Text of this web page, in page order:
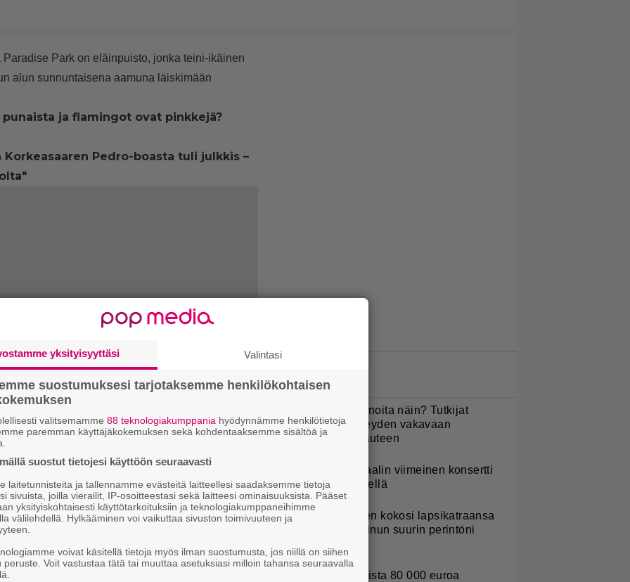
Park on eläinpuisto, jonka teini-ikäinen
alun sunnuntaisena aamuna läiskimään
ja flamingot ovat pinkkejä?
Korkeasaaren Pedro-boasta tuli julkkis –
oli pyrähtänyt puiston aidan yli ja kadonnut.
mediaan ja saikin havaintoja Frankien
Syötkö perunoita näin? Tutkijat
löysivät yhteyden vakavaan
kansansairauteen
Eppu Normaalin viimeinen konsertti
esitetään Ylellä
3.
Jani Sievinen kokosi lapsikatraansa
yhteen – ”Minun suurin perintöni
Eurojackpotista 80 000 euroa
yksityisyyttäsi Valintasi
suostumuksesi tarjotaksemme henkilökohtaisen
valitsemamme 88 teknologiakumppania hyödynnämme henkilötietoja
paremman käyttäjäkokemuksen sekä kohdentaaksemme sisältöä ja
suostut tietojesi käyttöön seuraavasti
laitetunnisteita ja tallennamme evästeitä laitteellesi saadaksemme tietoja
sivuista, joilla vierailit, IP-osoitteestasi sekä laitteesi ominaisuuksista. Pääset
yksityiskohtaisesti käyttötarkoituksiin ja teknologiakumppaneihimme
välilehdellä. Hylkääminen voi vaikuttaa sivuston toimivuuteen ja
voivat käsitellä tietoja myös ilman suostumusta, jos niillä on siihen
peruste. Voit vastustaa tätä tai muuttaa asetuksiasi milloin tahansa seuraavalla